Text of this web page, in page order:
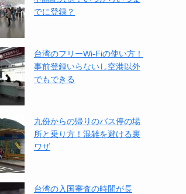
でに登録？
台湾のフリーWi-Fiの使い方！
事前登録いらないし空港以外
でもできる
九份からの帰りのバス停の場
所と乗り方！混雑を避ける裏
ワザ
台湾の入国審査の時間が長